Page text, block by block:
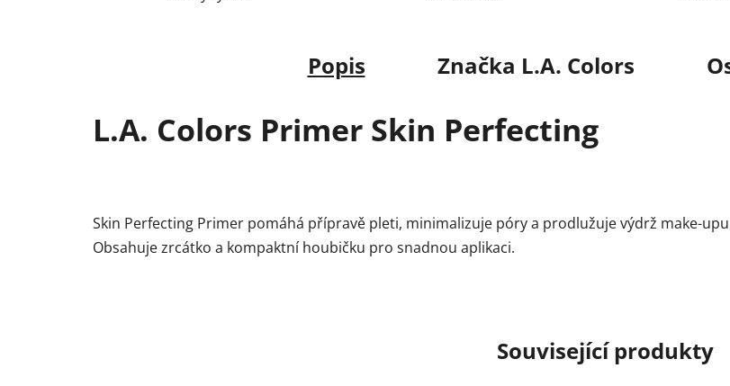
Popis Značka L.A. Colors
L.A. Colors Primer Skin Perfecting
Skin Perfecting Primer pomáhá přípravě pleti, minimalizuje póry a prodlužuje výdrž make-
Obsahuje zrcátko a kompaktní houbičku pro snadnou aplikaci.
Související produkty